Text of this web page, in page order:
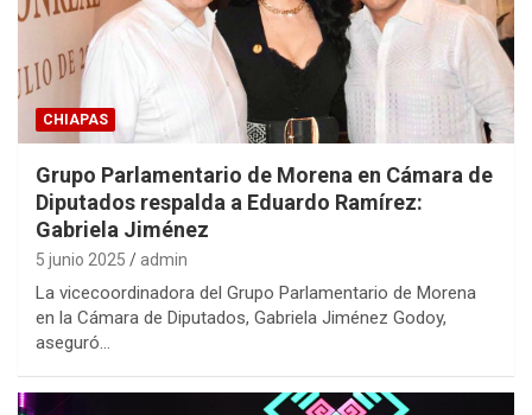
CHIAPAS
Grupo Parlamentario de Morena en Cámara de
Diputados respalda a Eduardo Ramírez:
Gabriela Jiménez
5 junio 2025 admin
La vicecoordinadora del Grupo Parlamentario de Morena
en la Cámara de Diputados, Gabriela Jiménez Godoy,
aseguró…